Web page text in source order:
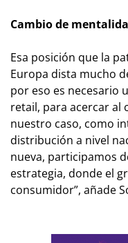
Cambio de
Esa posición que la
Europa dista mucho
por eso es necesario
retail, para acercar al
nuestro caso, como
distribución a nivel
nueva, participamos
estrategia, donde el
consumidor”, añade